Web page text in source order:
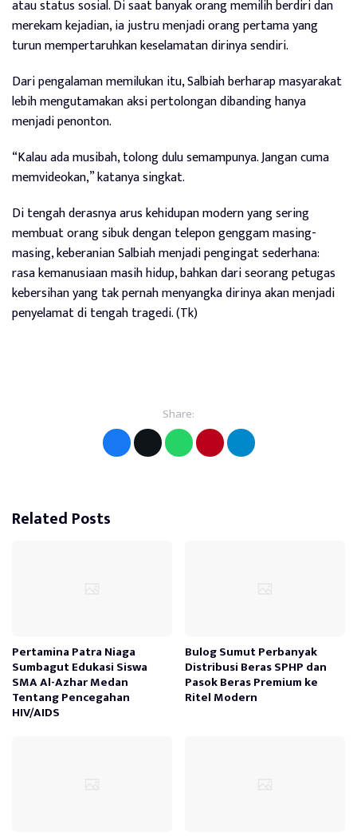
atau status sosial. Di saat banyak orang memilih berdiri dan
merekam kejadian, ia justru menjadi orang pertama yang
turun mempertaruhkan keselamatan dirinya sendiri.
Dari pengalaman memilukan itu, Salbiah berharap masyarakat
lebih mengutamakan aksi pertolongan dibanding hanya
menjadi penonton.
“Kalau ada musibah, tolong dulu semampunya. Jangan cuma
memvideokan,” katanya singkat.
Di tengah derasnya arus kehidupan modern yang sering
membuat orang sibuk dengan telepon genggam masing-
masing, keberanian Salbiah menjadi pengingat sederhana:
rasa kemanusiaan masih hidup, bahkan dari seorang petugas
kebersihan yang tak pernah menyangka dirinya akan menjadi
penyelamat di tengah tragedi. (Tk)
Share:
Related Posts
Pertamina Patra Niaga
Sumbagut Edukasi Siswa
SMA Al-Azhar Medan
Tentang Pencegahan
HIV/AIDS
Bulog Sumut Perbanyak
Distribusi Beras SPHP dan
Pasok Beras Premium ke
Ritel Modern